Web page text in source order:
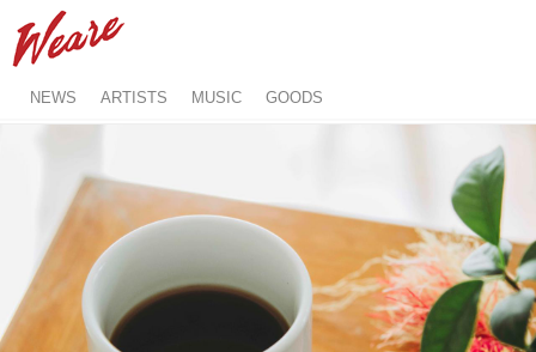
NEWS ARTISTS MUSIC GOODS